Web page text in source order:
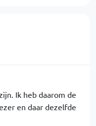
Ik heb daarom de
en daar dezelfde